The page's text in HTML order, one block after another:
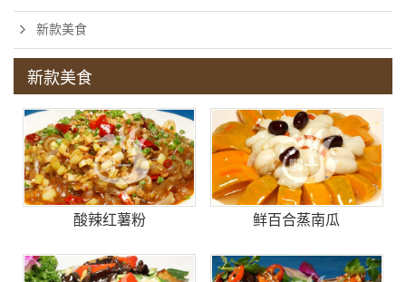
新款美食
新款美食
酸辣红薯粉 鲜百合蒸南瓜